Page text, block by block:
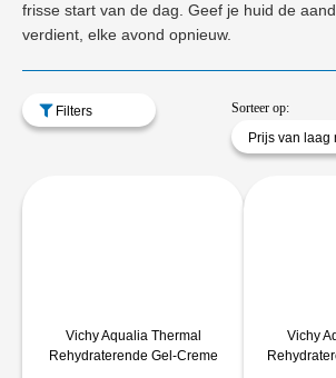
frisse start van de dag. Geef je huid de
verdient, elke avond opnieuw.
Filters
Sorteer op:
Prijs van laag
Vichy Aqualia Thermal
Rehydraterende Gel-Creme
Vichy